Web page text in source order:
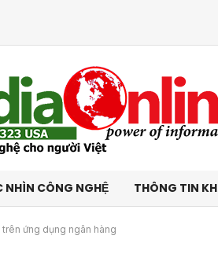
NHÌN CÔNG NGHỆ THÔNG TIN
ứng dụng ngân hàng